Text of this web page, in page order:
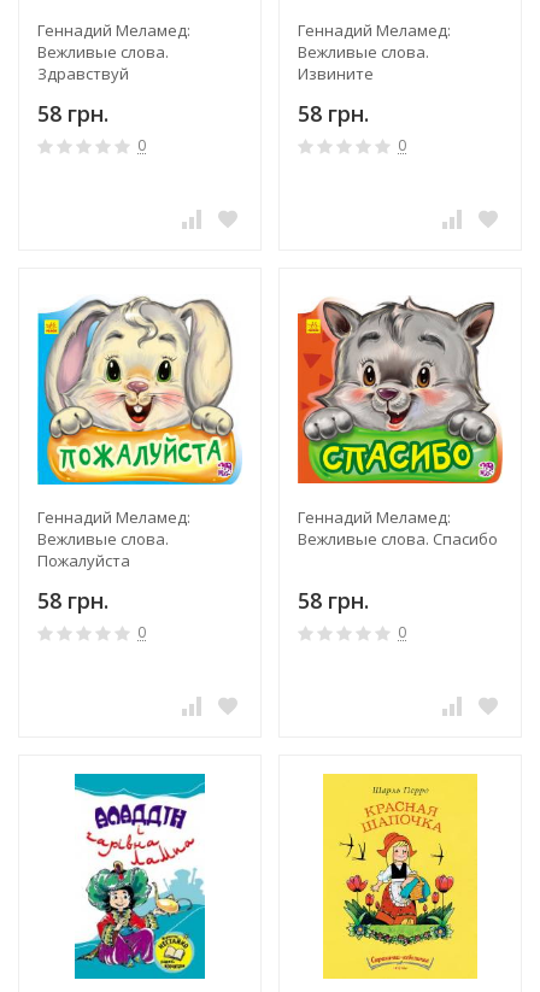
Геннадий Меламед:
Вежливые слова.
Здравствуй
58 грн.
0
Геннадий Меламед:
Вежливые слова.
Извините
58 грн.
0
Геннадий Меламед:
Вежливые слова.
Пожалуйста
58 грн.
0
Геннадий Меламед:
Вежливые слова. Спасибо
58 грн.
0